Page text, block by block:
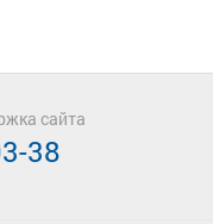
сайта
38